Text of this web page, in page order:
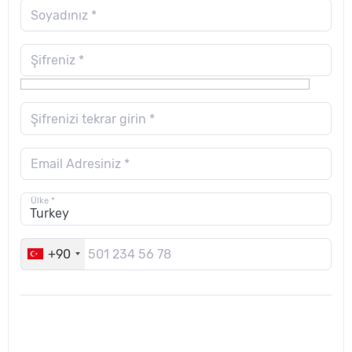
Soyadınız *
Şifreniz *
Şifrenizi tekrar girin *
Email Adresiniz *
Ülke *
+90